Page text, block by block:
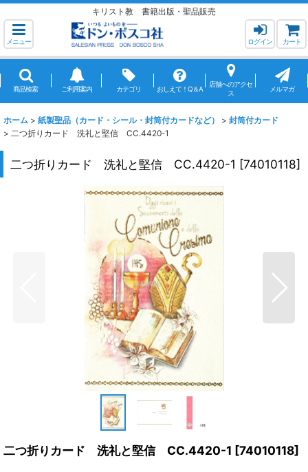
キリスト教 書籍出版・聖品販売
メニュー ログイン カート
商品検索 ご利用案内 カテゴリ おしえて！Q＆A
店舗へのアクセ
ス
メルマガ
ホーム > 紙製聖品（カード・シール・封筒付カードなど） > 封筒付カード
> 二つ折りカード 洗礼と堅信 CC.4420-1
二つ折りカード 洗礼と堅信 CC.4420-1 [74010118]
二つ折りカード 洗礼と堅信 CC.4420-1 [74010118]